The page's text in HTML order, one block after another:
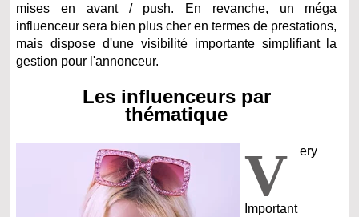
mises en avant / push.
En revanche, un méga
influenceur sera bien plus cher en termes de prestations,
mais dispose d'une visibilité importante simplifiant la
gestion pour l'annonceur.
Les influenceurs par
thématique
V ery
Important